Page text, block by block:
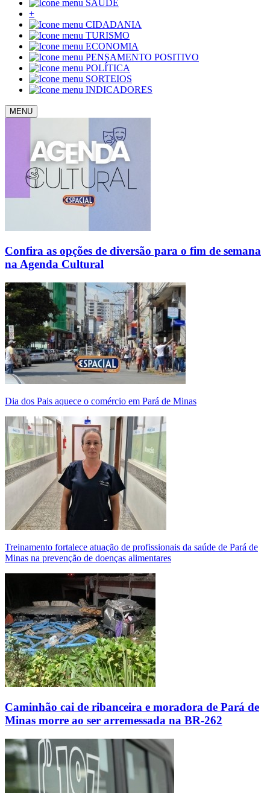
SAÚDE
+
CIDADANIA
TURISMO
ECONOMIA
PENSAMENTO POSITIVO
POLÍTICA
SORTEIOS
INDICADORES
MENU
Confira as opções de diversão para o fim de semana
na Agenda Cultural
Dia dos Pais aquece o comércio em Pará de Minas
Treinamento fortalece atuação de profissionais da saúde de Pará de
Minas na prevenção de doenças alimentares
Caminhão cai de ribanceira e moradora de Pará de
Minas morre ao ser arremessada na BR-262